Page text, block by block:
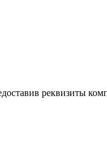
реквизиты